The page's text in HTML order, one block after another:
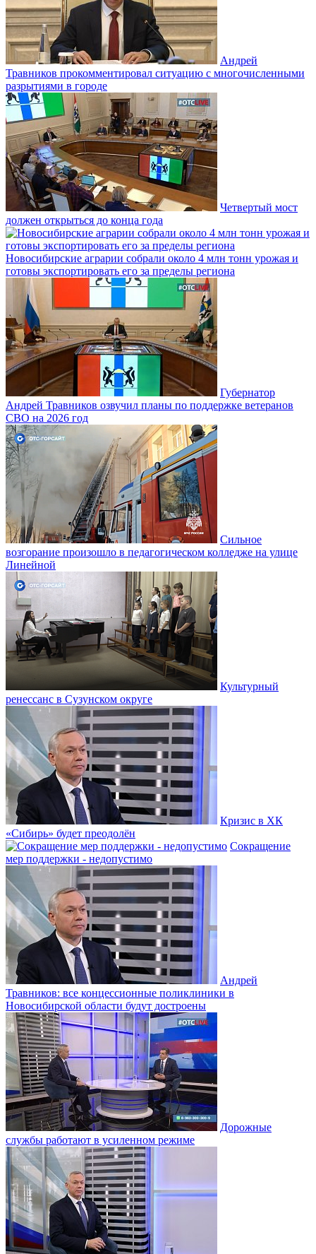
Андрей
Травников прокомментировал ситуацию с многочисленными
разрытиями в городе
Четвертый мост
должен открыться до конца года
Новосибирские аграрии собрали около 4 млн тонн урожая и
готовы экспортировать его за пределы региона
Губернатор
Андрей Травников озвучил планы по поддержке ветеранов
СВО на 2026 год
Сильное
возгорание произошло в педагогическом колледже на улице
Линейной
Культурный
ренессанс в Сузунском округе
Кризис в ХК
«Сибирь» будет преодолён
Сокращение
мер поддержки - недопустимо
Андрей
Травников: все концессионные поликлиники в
Новосибирской области будут достроены
Дорожные
службы работают в усиленном режиме